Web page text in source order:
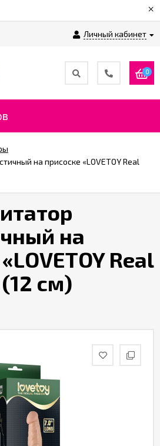
×
Личный кабинет
0
на присоске «LOVETOY Real
на
Real
см)